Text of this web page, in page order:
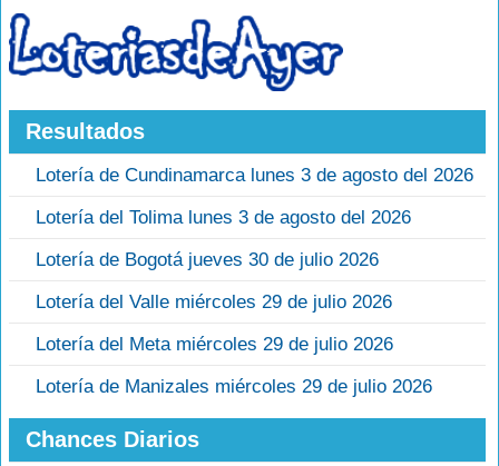
Resultados
Lotería de Cundinamarca lunes 3 de agosto del 2026
Lotería del Tolima lunes 3 de agosto del 2026
Lotería de Bogotá jueves 30 de julio 2026
Lotería del Valle miércoles 29 de julio 2026
Lotería del Meta miércoles 29 de julio 2026
Lotería de Manizales miércoles 29 de julio 2026
Chances Diarios